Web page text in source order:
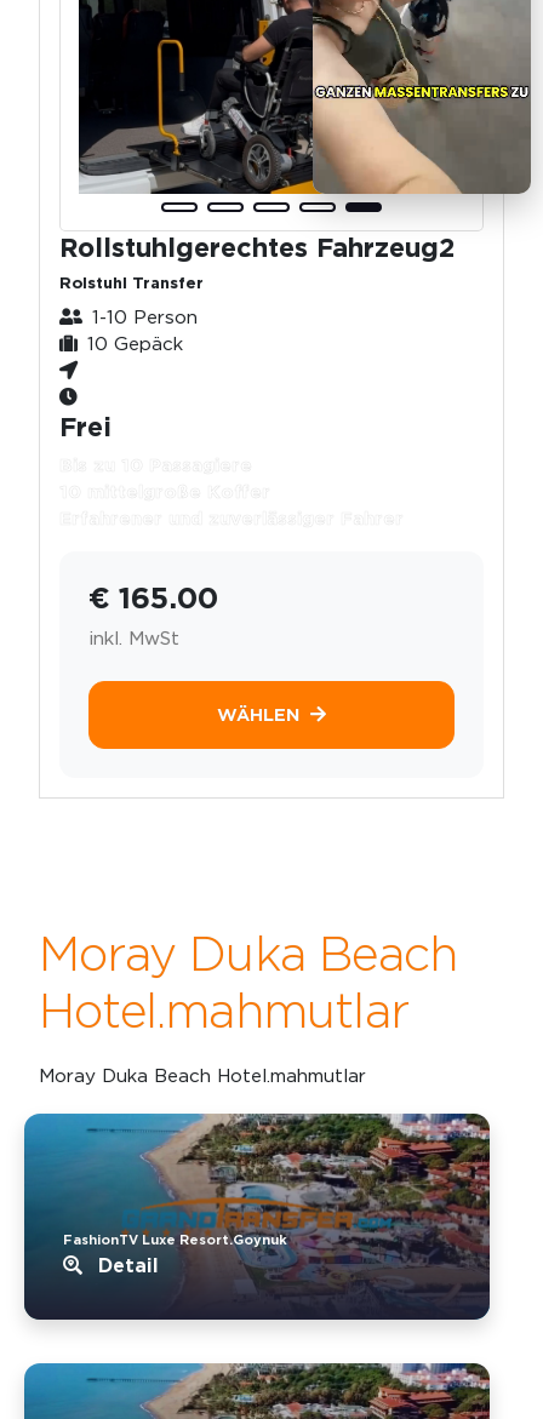
Rollstuhlgerechtes Fahrzeug2
Rolstuhl Transfer
1-10 Person
10 Gepäck
Frei
Bis zu 10 Passagiere
10 mittelgroße Koffer
Erfahrener und zuverlässiger Fahrer
€ 165.00
inkl. MwSt
WÄHLEN
Moray Duka Beach
Hotel.mahmutlar
Moray Duka Beach Hotel.mahmutlar
FashionTV Luxe Resort.Goynuk
Detail